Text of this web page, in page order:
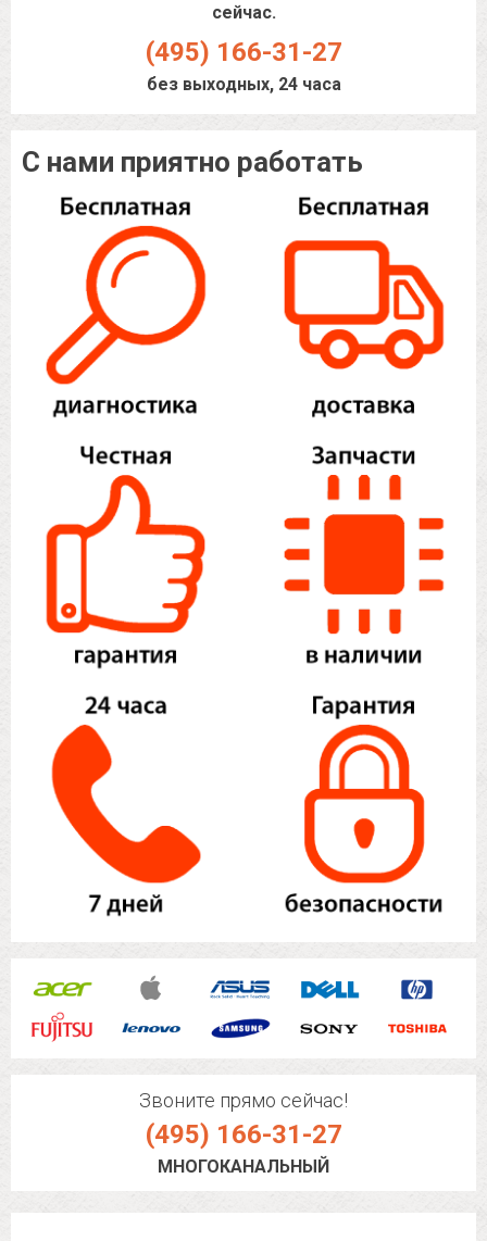
сейчас.
(495) 166-31-27
без выходных, 24 часа
С нами приятно работать
Звоните прямо сейчас!
(495) 166-31-27
МНОГОКАНАЛЬНЫЙ